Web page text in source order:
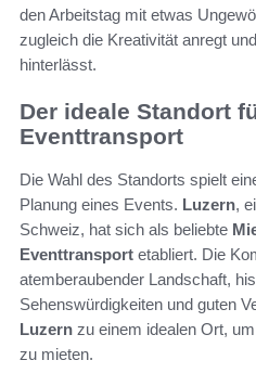
den Arbeitstag mit etwas
zugleich die Kreativität anregt
hinterlässt.
Der ideale Standort
Eventtransport
Die Wahl des Standorts spielt
Planung eines Events. Luzern,
Schweiz, hat sich als beliebte
Eventtransport etabliert. Die
atemberaubender Landschaft,
Sehenswürdigkeiten und guten
Luzern zu einem idealen Ort,
zu mieten.